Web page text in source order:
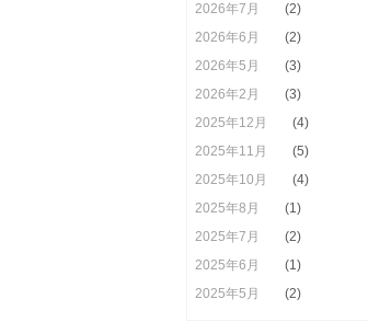
2026年7月
(2)
2026年6月
(2)
2026年5月
(3)
2026年2月
(3)
2025年12月
(4)
2025年11月
(5)
2025年10月
(4)
2025年8月
(1)
2025年7月
(2)
2025年6月
(1)
2025年5月
(2)